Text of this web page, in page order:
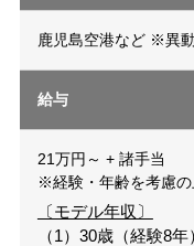
鹿児島空港など ※異
給与
21万円～ + 諸手当
※経験・年齢を考慮
〔モデル年収〕
（1）30歳（経験8